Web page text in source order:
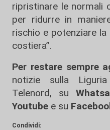
ripristinare le normali
per ridurre in
rischio e potenziare
costiera”.
Per restare sempre
notizie sulla
Telenord, su
Youtube e su
Condividi: